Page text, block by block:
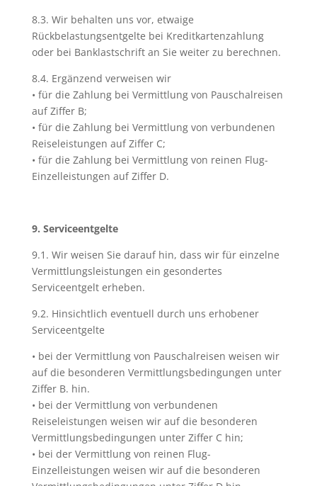
8.3. Wir behalten uns vor, etwaige
Rückbelastungsentgelte bei Kreditkartenzahlung
oder bei Banklastschrift an Sie weiter zu berechnen.
8.4. Ergänzend verweisen wir
• für die Zahlung bei Vermittlung von Pauschalreisen
auf Ziffer B;
• für die Zahlung bei Vermittlung von verbundenen
Reiseleistungen auf Ziffer C;
• für die Zahlung bei Vermittlung von reinen Flug-
Einzelleistungen auf Ziffer D.
9. Serviceentgelte
9.1. Wir weisen Sie darauf hin, dass wir für einzelne
Vermittlungsleistungen ein gesondertes
Serviceentgelt erheben.
9.2. Hinsichtlich eventuell durch uns erhobener
Serviceentgelte
• bei der Vermittlung von Pauschalreisen weisen wir
auf die besonderen Vermittlungsbedingungen unter
Ziffer B. hin.
• bei der Vermittlung von verbundenen
Reiseleistungen weisen wir auf die besonderen
Vermittlungsbedingungen unter Ziffer C hin;
• bei der Vermittlung von reinen Flug-
Einzelleistungen weisen wir auf die besonderen